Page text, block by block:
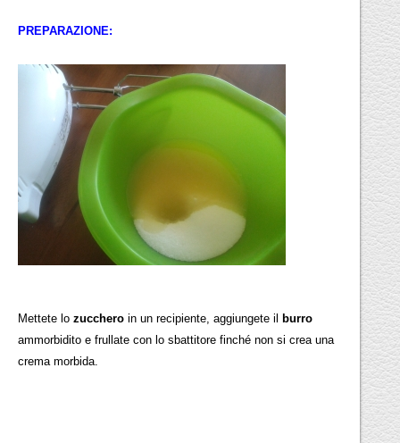
PREPARAZIONE:
Mettete lozucchero in un recipiente, aggiungete il
burro
ammorbidito e frullate con lo sbattitore finché non si crea una
crema morbida.